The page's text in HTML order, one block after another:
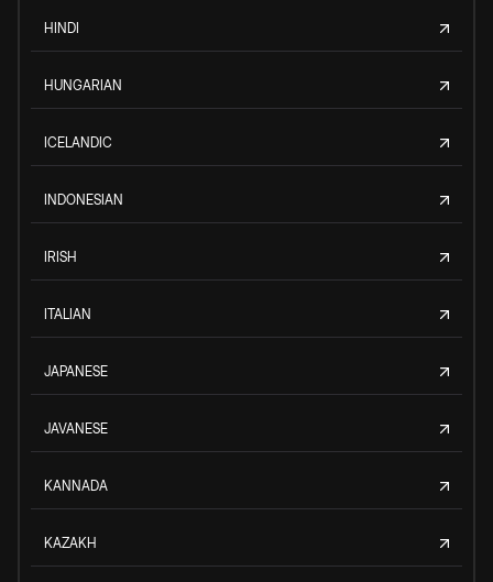
HINDI
HUNGARIAN
ICELANDIC
INDONESIAN
IRISH
ITALIAN
JAPANESE
JAVANESE
KANNADA
KAZAKH